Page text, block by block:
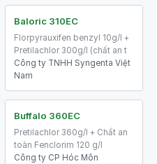
Baloric 310EC
Florpyrauxifen benzyl 10g/l +
Pretilachlor 300g/l (chất an t
Công ty TNHH Syngenta Việt
Nam
Buffalo 360EC
Pretilachlor 360g/l + Chất an
toàn Fenclorim 120 g/l
Công ty CP Hóc Môn